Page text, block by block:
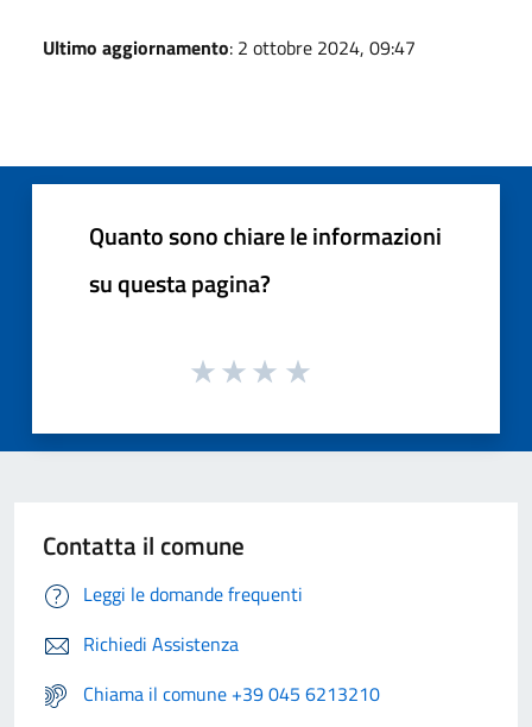
Ultimo aggiornamento: 2 ottobre 2024, 09:47
Quanto sono chiare le informazioni
su questa pagina?
Contatta il comune
Leggi le domande frequenti
Richiedi Assistenza
Chiama il comune +39 045 6213210